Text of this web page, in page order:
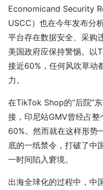
Economicand Security
USCC）也在今年发布分
平台存在数据安全、采购
美国政府应保持警惕。以
接近60%，任何风吹草动
力。
在TikTok Shop的“后院”
接，印尼站GMV曾经占
60%。然而就在这样形势
底的一纸禁令，打破了中
一时间陷入窘境。
出海全球化的过程中，中